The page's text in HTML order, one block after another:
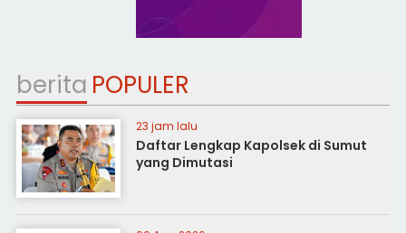
berita POPULER
23 jam lalu
Daftar Lengkap Kapolsek di Sumut
yang Dimutasi